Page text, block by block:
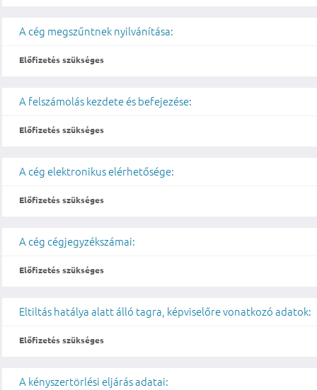
A cég megszűntnek nyilvánítása:
Előfizetés szükséges
A felszámolás kezdete és befejezése:
Előfizetés szükséges
A cég elektronikus elérhetősége:
Előfizetés szükséges
A cég cégjegyzékszámai:
Előfizetés szükséges
Eltiltás hatálya alatt álló tagra, képviselőre vonatkozó adatok:
Előfizetés szükséges
A kényszertörlési eljárás adatai: